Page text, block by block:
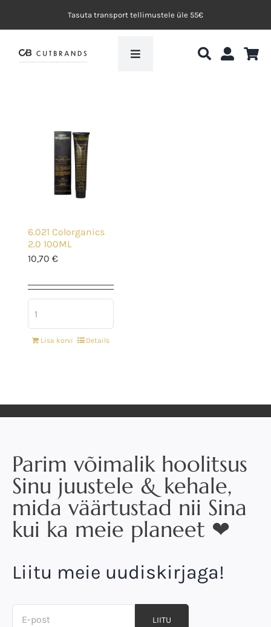
Tasuta transport tellimustele üle 55€
Toggle
Koolituskeskkond
6.021 Colorganics
2.0 100ML
10,70 €
Lisa korvi Details
Parim võimalik hoolitsus
Sinu juustele & kehale,
mida väärtustad nii Sina
kui ka meie planeet ❤
Liitu meie uudiskirjaga!
LIITU